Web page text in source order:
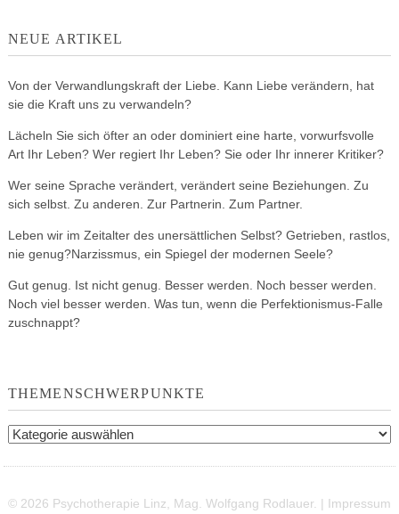
NEUE ARTIKEL
Von der Verwandlungskraft der Liebe. Kann Liebe verändern, hat
sie die Kraft uns zu verwandeln?
Lächeln Sie sich öfter an oder dominiert eine harte, vorwurfsvolle
Art Ihr Leben? Wer regiert Ihr Leben? Sie oder Ihr innerer Kritiker?
Wer seine Sprache verändert, verändert seine Beziehungen. Zu
sich selbst. Zu anderen. Zur Partnerin. Zum Partner.
Leben wir im Zeitalter des unersättlichen Selbst? Getrieben, rastlos,
nie genug?Narzissmus, ein Spiegel der modernen Seele?
Gut genug. Ist nicht genug. Besser werden. Noch besser werden.
Noch viel besser werden. Was tun, wenn die Perfektionismus-Falle
zuschnappt?
THEMENSCHWERPUNKTE
Themenschwerpunkte
© 2026 Psychotherapie Linz, Mag. Wolfgang Rodlauer. | Impressum